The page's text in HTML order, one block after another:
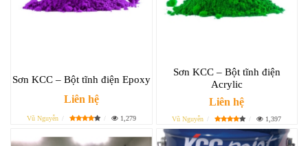
Sơn KCC – Bột tĩnh điện Epoxy
Liên hệ
Vũ Nguyễn 1,279
Sơn KCC – Bột tĩnh điện
Acrylic
Liên hệ
Vũ Nguyễn 1,397